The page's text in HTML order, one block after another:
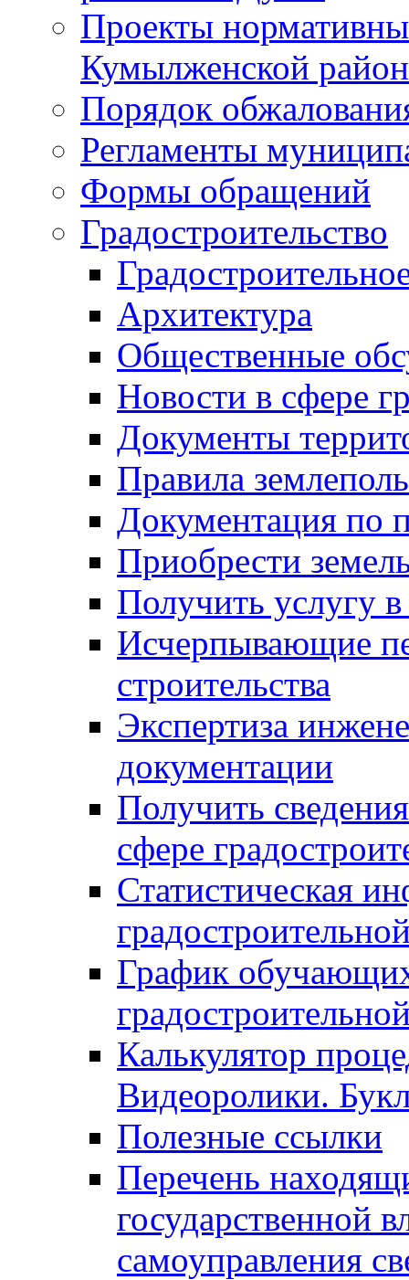
Проекты
Кумылженской
Порядок
Регламенты
Формы обращений
Градостроительство
Архитектура
Общественные
Новости в сфере
Документы
Правила
Документация по
Приобрести
Получить услугу в
Исчерпывающие
строительства
Экспертиза
документации
Получить
сфере
Статистическая
График
Калькулятор
Видеоролики.
Полезные ссылки
Перечень
государственной
самоуправления